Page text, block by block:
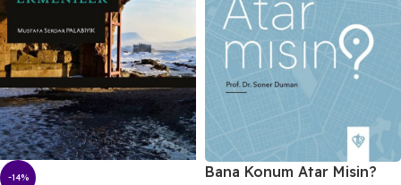
-14% Bana Konum Atar Misin?